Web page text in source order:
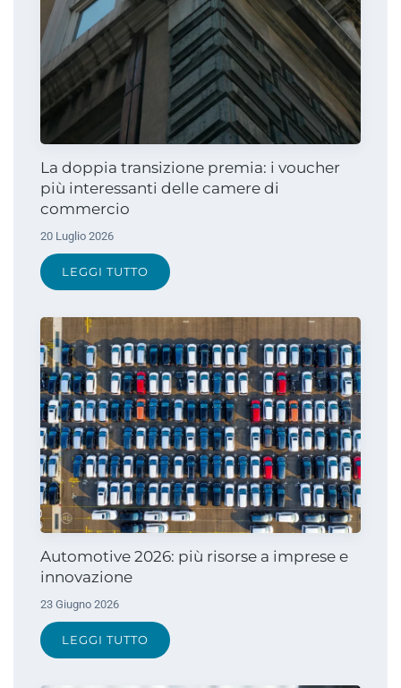
La doppia transizione premia: i voucher
più interessanti delle camere di
commercio
20 Luglio 2026
LEGGI TUTTO
Automotive 2026: più risorse a imprese e
innovazione
23 Giugno 2026
LEGGI TUTTO